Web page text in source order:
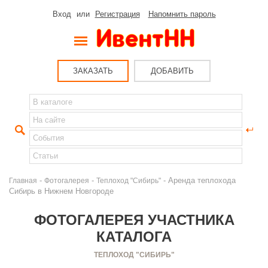
Вход или Регистрация Напомнить пароль
ЗАКАЗАТЬ ДОБАВИТЬ
Главная - Фотогалерея - Теплоход "Сибирь" - Аренда теплохода
Сибирь в Нижнем Новгороде
ФОТОГАЛЕРЕЯ УЧАСТНИКА
КАТАЛОГА
ТЕПЛОХОД "СИБИРЬ"